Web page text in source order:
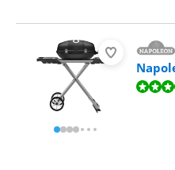
Beoordeling is 8,4 van de 10,